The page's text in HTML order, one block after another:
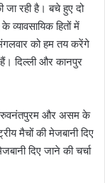
रही है। बचे हुए दो
हितों में
को हम तय करेंगे
दिल्ली और कानपुर
और असम के
मैचों की मेजबानी दिए
दिए जाने की चर्चा